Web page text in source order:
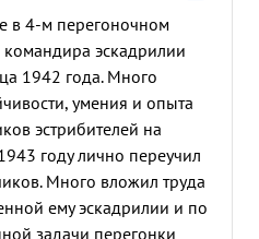
в 4-м перегоночном
эскадрилии
1942 года. Много
умения и опыта
эстрибителей на
году лично переучил
Много вложил труда
ему эскадрилии и по
задачи перегонки